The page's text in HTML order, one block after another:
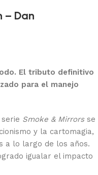
– Dan
El tributo definitivo
para el manejo
Smoke & Mirrorsse
y la cartomagia,
a lo largo de los años.
igualar el impacto